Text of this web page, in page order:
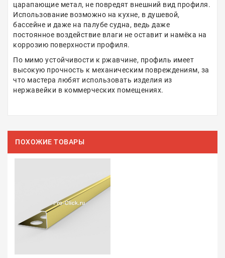
царапающие метал, не повредят внешний вид профиля.
Использование возможно на кухне, в душевой,
бассейне и даже на палубе судна, ведь даже
постоянное воздействие влаги не оставит и намёка на
коррозию поверхности профиля.
По мимо устойчивости к ржавчине, профиль имеет
высокую прочность к механическим повреждениям, за
что мастера любят использовать изделия из
нержавейки в коммерческих помещениях.
ПОХОЖИЕ ТОВАРЫ